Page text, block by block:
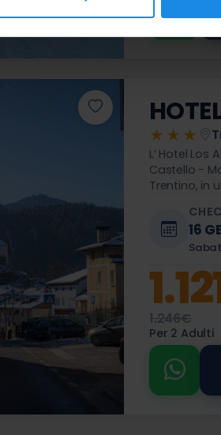
★★★
L’ Hotel
Castello -
Trentino, in
16
1.246€
Per 2 Adulti